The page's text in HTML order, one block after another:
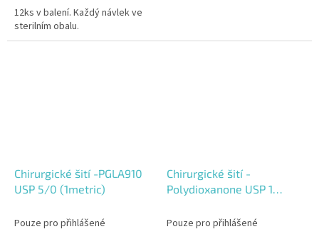
12ks v balení. Každý návlek ve
sterilním obalu.
Chirurgické šití -PGLA910
USP 5/0 (1metric)
Pouze pro přihlášené
Chirurgické šití -
Polydioxanone USP 1
Pouze pro přihlášené